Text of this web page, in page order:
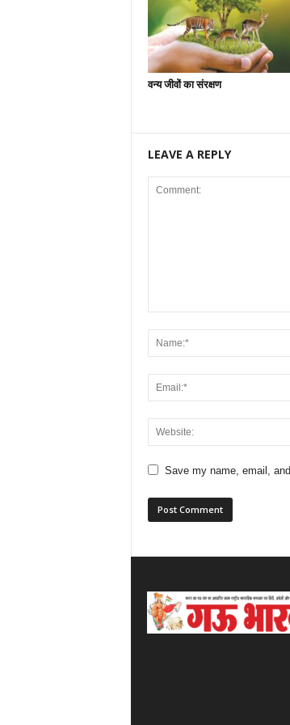
वन्य जीवों का संरक्षण
LEAVE A REPLY
Save my name, email,